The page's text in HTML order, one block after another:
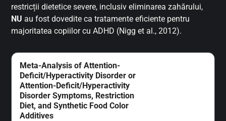
restricții dietetice severe, inclusiv eliminarea zahărului,
NU au fost dovedite ca tratamente eficiente pentru
majoritatea copiilor cu ADHD (Nigg et al., 2012).
Meta-Analysis of Attention-
Deficit/Hyperactivity Disorder or
Attention-Deficit/Hyperactivity
Disorder Symptoms, Restriction
Diet, and Synthetic Food Color
Additives